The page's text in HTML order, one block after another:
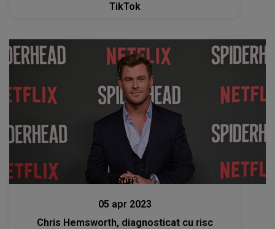
TikTok
Stiri
05 apr 2023
Chris Hemsworth, diagnosticat cu risc